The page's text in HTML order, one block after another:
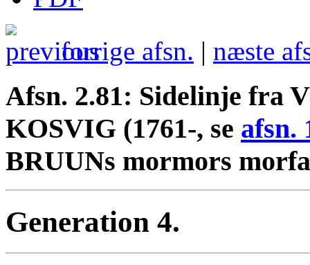
forrige afsn. | næste
Afsn. 2.81: Sidelinje fra
KOSVIG (1761-, se afsn.
BRUUNs mormors
Generation 4.